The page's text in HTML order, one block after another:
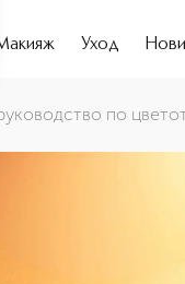
Уход
по